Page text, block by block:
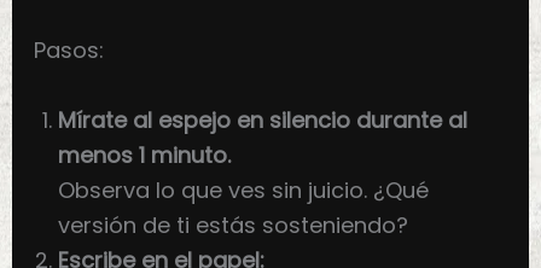
Pasos:
Mírate al espejo en silencio durante al
menos 1 minuto.
Observa lo que ves sin juicio. ¿Qué
versión de ti estás sosteniendo?
Escribe en el papel: